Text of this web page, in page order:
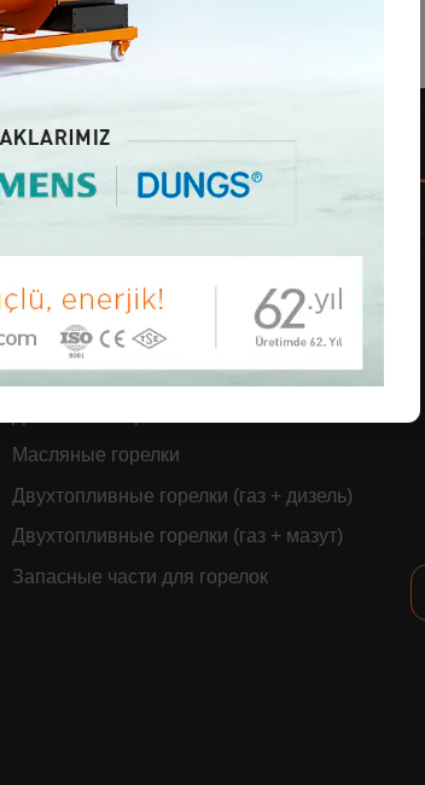
Gökçe Горелки
Газовые горелки
Масляные горелки
Двухтопливные горелки (газ + дизель)
Двухтопливные горелки (газ + мазут)
Запасные части для горелок